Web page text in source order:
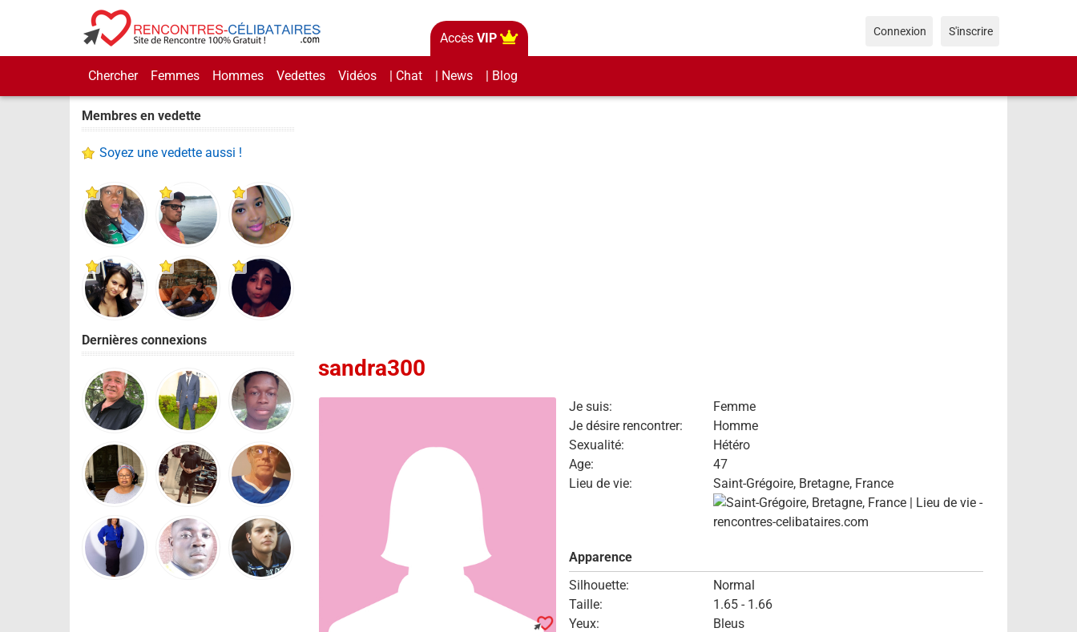
Accès VIP
Chercher Femmes Hommes Vedettes Vidéos | Chat | News | Blog
Connexion S'inscrire
Membres en vedette
Soyez une vedette aussi !
Dernières connexions
sandra300
Je suis:
Femme
Je désire rencontrer:
Homme
Sexualité:
Hétéro
Age:
47
Lieu de vie:
Saint-Grégoire, Bretagne, France
Apparence
Silhouette:
Normal
Taille:
1.65 - 1.66
Yeux:
Bleus